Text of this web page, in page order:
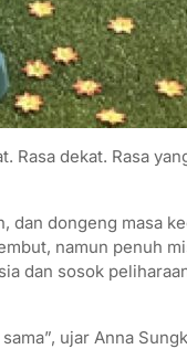
Rasa dekat. Rasa
dongeng masa
namun penuh
dan sosok
ujar Anna